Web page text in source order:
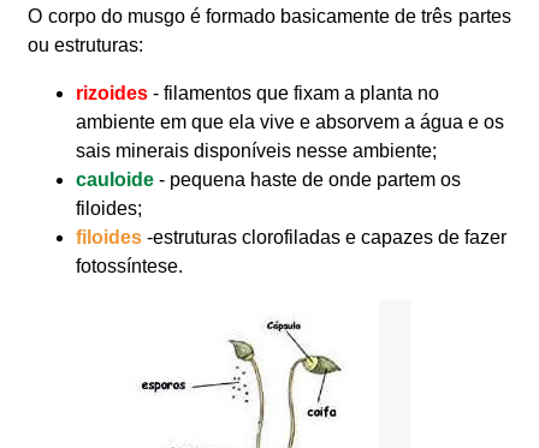
O corpo do musgo é formado basicamente de três partes
ou estruturas:
rizoides - filamentos que fixam a planta no
ambiente em que ela vive e absorvem a água e os
sais minerais disponíveis nesse ambiente;
cauloide - pequena haste de onde partem os
filoides;
filoides -estruturas clorofiladas e capazes de fazer
fotossíntese.